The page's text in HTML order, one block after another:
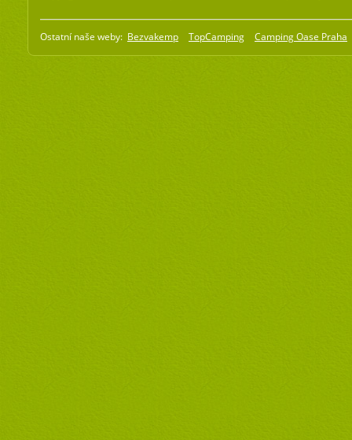
Ostatní naše weby: Bezvakemp TopCamping Camping Oase Praha